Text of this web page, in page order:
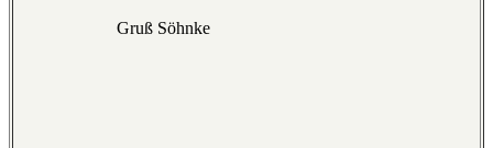
Gruß Söhnke